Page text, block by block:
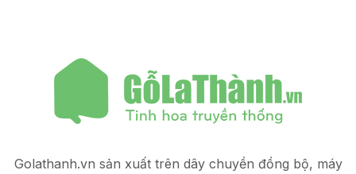
Golathanh.vn sản xuất trên dây chuyền đồng bộ, máy